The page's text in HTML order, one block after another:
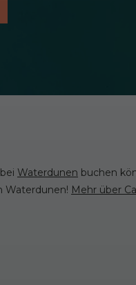
Waterdunen buchen
Waterdunen! Mehr über